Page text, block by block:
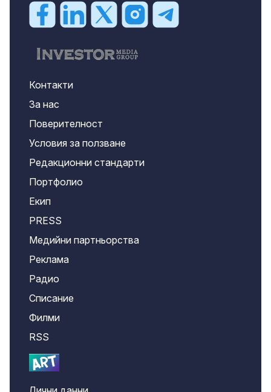
Контакти
За нас
Поверителност
Условия за ползване
Редакционни стандарти
Портфолио
Екип
PRESS
Медийни партньорства
Реклама
Радио
Списание
Филми
RSS